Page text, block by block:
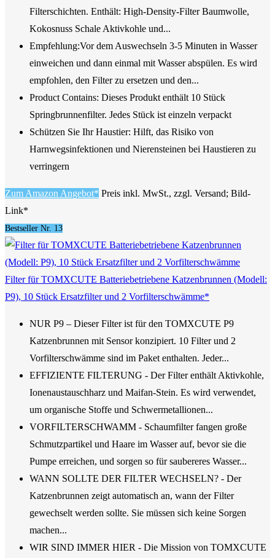
Filterschichten. Enthält: High-Density-Filter Baumwolle,
Kokosnuss Schale Aktivkohle und...
Empfehlung:Vor dem Auswechseln 3-5 Minuten in Wasser
einweichen und dann einmal mit Wasser abspülen. Es wird
empfohlen, den Filter zu ersetzen und den...
Product Contains: Dieses Produkt enthält 10 Stück
Springbrunnenfilter. Jedes Stück ist einzeln verpackt
Schützen Sie Ihr Haustier: Hilft, das Risiko von
Harnwegsinfektionen und Nierensteinen bei Haustieren zu
verringern
Zum Amazon Angebot* Preis inkl. MwSt., zzgl. Versand; Bild-
Link*
Bestseller Nr. 13
Filter für TOMXCUTE Batteriebetriebene Katzenbrunnen (Modell:
P9), 10 Stück Ersatzfilter und 2 Vorfilterschwämme*
NUR P9 – Dieser Filter ist für den TOMXCUTE P9
Katzenbrunnen mit Sensor konzipiert. 10 Filter und 2
Vorfilterschwämme sind im Paket enthalten. Jeder...
EFFIZIENTE FILTERUNG - Der Filter enthält Aktivkohle,
Ionenaustauschharz und Maifan-Stein. Es wird verwendet,
um organische Stoffe und Schwermetallionen...
VORFILTERSCHWAMM - Schaumfilter fangen große
Schmutzpartikel und Haare im Wasser auf, bevor sie die
Pumpe erreichen, und sorgen so für saubereres Wasser...
WANN SOLLTE DER FILTER WECHSELN? - Der
Katzenbrunnen zeigt automatisch an, wann der Filter
gewechselt werden sollte. Sie müssen sich keine Sorgen
machen...
WIR SIND IMMER HIER - Die Mission von TOMXCUTE